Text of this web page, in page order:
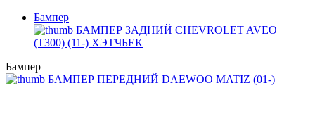
Бампер
БАМПЕР ЗАДНИЙ CHEVROLET AVEO
(T300) (11-) ХЭТЧБЕК
Бампер
БАМПЕР ПЕРЕДНИЙ DAEWOO MATIZ (01-)